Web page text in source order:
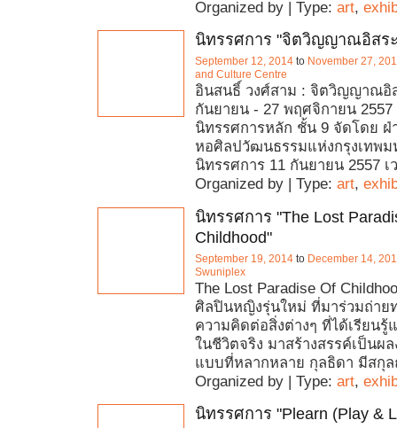
Organized by | Type: art,
นิทรรศการ "จิตวิญญาณอิสร
September 12, 2014 to November 27,
and Culture Centre
อินสนธิ์ วงศ์สาม : จิตวิญญาณอิ
กันยายน - 27 พฤศจิกายน
นิทรรศการหลัก ชั้น 9 จัดโดย ฝ่
หอศิลปวัฒนธรรมแห่งกรุงเทพม
นิทรรศการ 11 กันยายน 2557 เ
Organized by | Type: art,
นิทรรศการ "The Lost
Childhood"
September 19, 2014 to December 14,
Swuniplex
The Lost Paradise Of
ศิลปินหญิงรุ่นใหม่ ที่มาร่วมถ่าย
ความคิดต่อสิ่งต่างๆ ที่ได้เรียนรู้
ในชีวิตจริง มาสร้างสรรค์เป็นผ
แบบที่หลากหลาย กุลธิดา มีสกุล
Organized by | Type: art,
นิทรรศการ "Plearn (Play &